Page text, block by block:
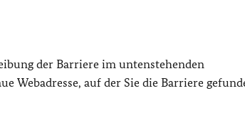
der Barriere im untenstehenden
Webadresse, auf der Sie die Barriere